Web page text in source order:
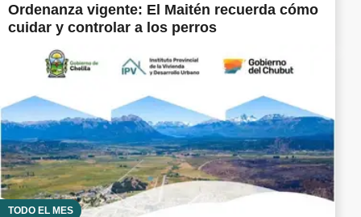
Ordenanza vigente: El Maitén recuerda cómo
cuidar y controlar a los perros
TODO EL MES